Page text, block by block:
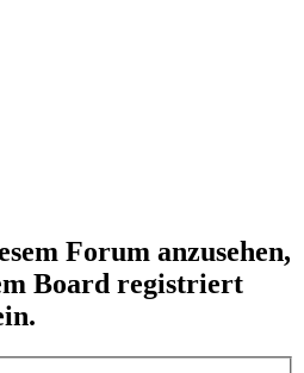
Forum anzusehen,
Board registriert